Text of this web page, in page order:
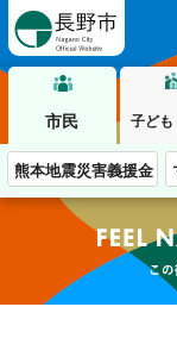
市民 子ども
熊本地震災害義援金
この街